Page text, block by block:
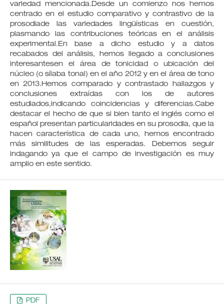
variedad mencionada.Desde un comienzo nos hemos
centrado en el estudio comparativo y contrastivo de la
prosodiade las variedades lingüísticas en cuestión,
plasmando las contribuciones teóricas en el análisis
experimental.En base a dicho estudio y a datos
recabados del análisis, hemos llegado a conclusiones
interesantesen el área de tonicidad o ubicación del
núcleo (o sílaba tonal) en el año 2012 y en el área de tono
en 2013.Hemos comparado y contrastado hallazgos y
conclusiones extraídas con los de autores
estudiados,indicando coincidencias y diferencias.Cabe
destacar el hecho de que si bien tanto el inglés como el
español presentan particularidades en su prosodia, que la
hacen característica de cada uno, hemos encontrado
más similitudes de las esperadas. Debemos seguir
indagando ya que el campo de investigación es muy
amplio en este sentido.
PDF